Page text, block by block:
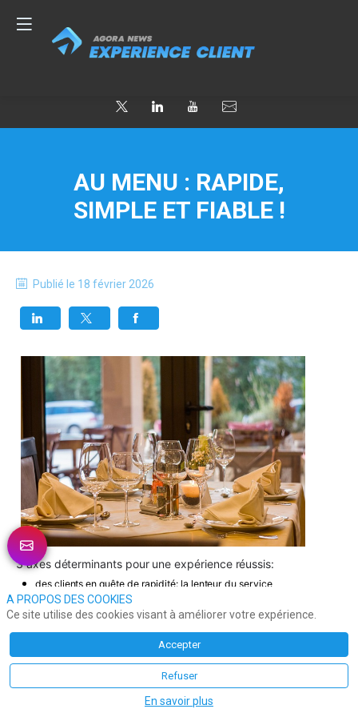
AU MENU : RAPIDE,
SIMPLE ET FIABLE !
Publié le 18 février 2026
3 axes déterminants pour une expérience réussis:
des clients en quête de rapidité: la lenteur du service
menace leur fidélité,
le digital, garant de confiance et d’efficacité notamment
quand le serveur prend la commande via un outil numérique,
Les réservations en ligne sont devenues la norme
En conclusion, l'étude démontre dans ce secteur que la
A PROPOS DES COOKIES
Ce site utilise des cookies visant à améliorer votre expérience.
Accepter
Refuser
En savoir plus